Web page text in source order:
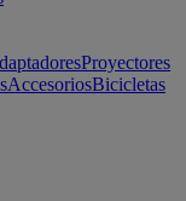
Proyectores
AccesoriosBicicletas